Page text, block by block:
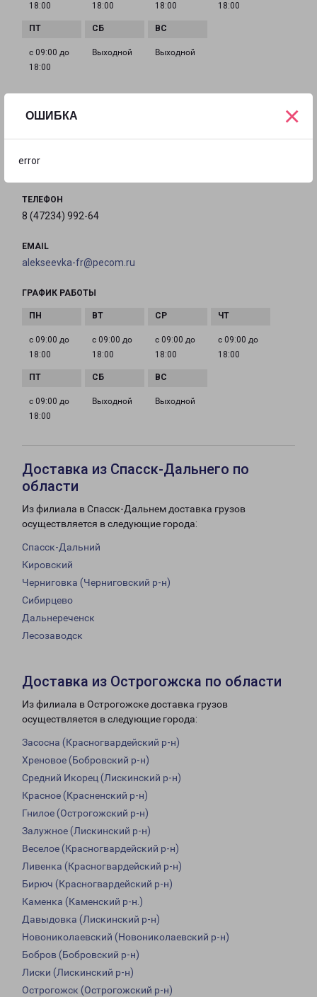
ОШИБКА
error
×
18:00 18:00 18:00 18:00
с 09:00 до
18:00
Выходной Выходной
АЛЕКСЕЕВКА
Белгородская обл., г. Алексеевка, ул. Заводская 15
ТЕЛЕФОН
8 (47234) 992-64
EMAIL
alekseevka-fr@pecom.ru
ГРАФИК РАБОТЫ
с 09:00 до
18:00
с 09:00 до
18:00
с 09:00 до
18:00
с 09:00 до
18:00
с 09:00 до
18:00
Выходной Выходной
Доставка из Спасск-Дальнего по
области
Из филиала в Спасск-Дальнем доставка грузов
осуществляется в следующие города:
Спасск-Дальний
Кировский
Черниговка (Черниговский р-н)
Сибирцево
Дальнереченск
Лесозаводск
Доставка из Острогожска по области
Из филиала в Острогожске доставка грузов
осуществляется в следующие города:
Засосна (Красногвардейский р-н)
Хреновое (Бобровский р-н)
Средний Икорец (Лискинский р-н)
Красное (Красненский р-н)
Гнилое (Острогожский р-н)
Залужное (Лискинский р-н)
Веселое (Красногвардейский р-н)
Ливенка (Красногвардейский р-н)
Бирюч (Красногвардейский р-н)
Каменка (Каменский р-н.)
Давыдовка (Лискинский р-н)
Новониколаевский (Новониколаевский р-н)
Бобров (Бобровский р-н)
Лиски (Лискинский р-н)
Острогожск (Острогожский р-н)